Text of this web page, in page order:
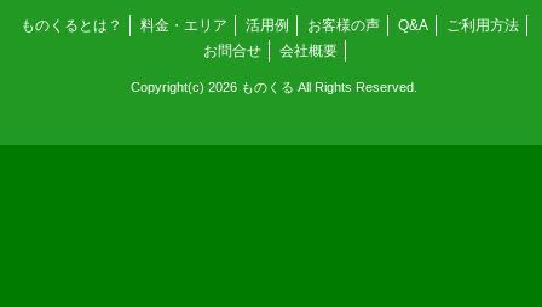
ものくるとは？ 料金・エリア 活用例 お客様の声 Q&A
ご利用方法
お問合せ
会社概要
Copyright(c) 2026 ものくる All Rights Reserved.